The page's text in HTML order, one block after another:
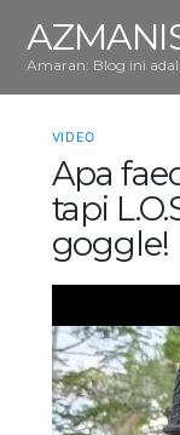
Amaran: Blog ini
VIDEO
Apa
tapi
goggle!